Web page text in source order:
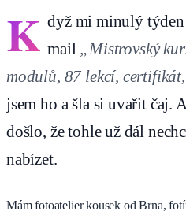
K dyž mi minulý týden
mail „Mistrovský
modulů, 87 lekcí,
jsem ho a šla si uvařit čaj.
došlo, že tohle už dál
nabízet.
Mám fotoatelier kousek od Brna,